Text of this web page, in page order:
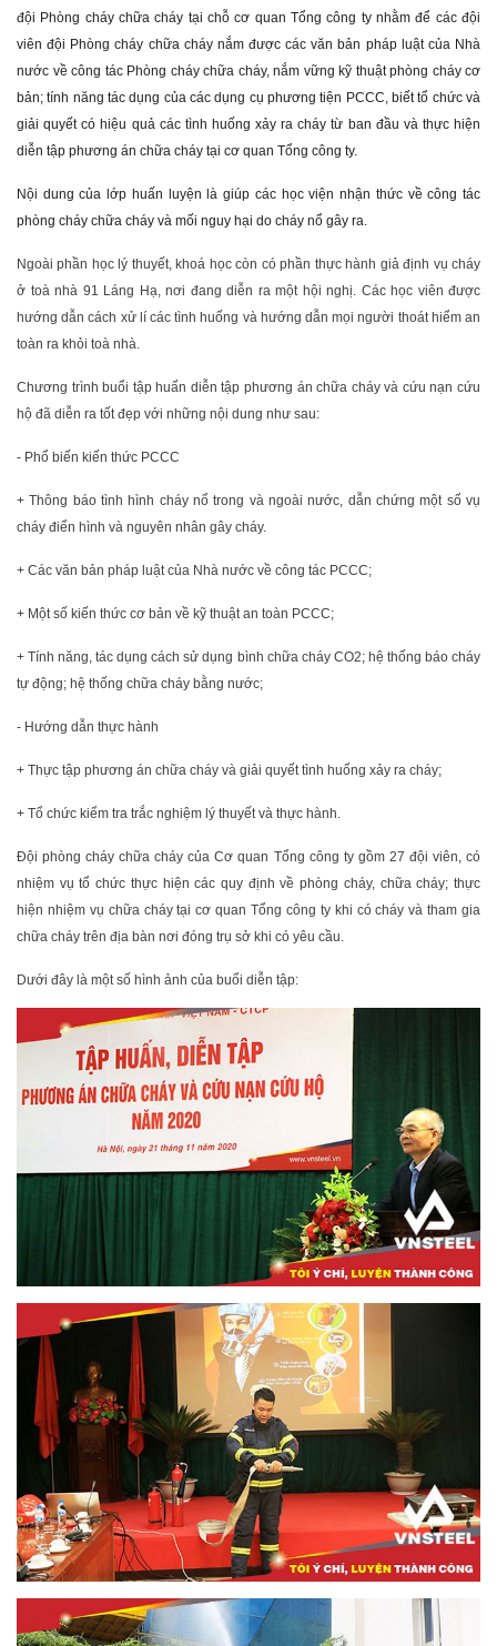
đội Phòng cháy chữa cháy tại chỗ cơ quan Tổng công ty nhằm để các đội
viên đội Phòng cháy chữa cháy nắm được các văn bản pháp luật của Nhà
nước về công tác Phòng cháy chữa cháy, nắm vững kỹ thuật phòng cháy cơ
bản; tính năng tác dụng của các dụng cụ phương tiện PCCC, biết tổ chức và
giải quyết có hiệu quả các tình huống xảy ra cháy từ ban đầu và thực hiện
diễn tập phương án chữa cháy tại cơ quan Tổng công ty.
Nội dung của lớp huấn luyện là giúp các học viện nhận thức về công tác
phòng cháy chữa cháy và mối nguy hại do cháy nổ gây ra.
Ngoài phần học lý thuyết, khoá học còn có phần thực hành giả định vụ cháy
ở toà nhà 91 Láng Hạ, nơi đang diễn ra một hội nghị. Các học viên được
hướng dẫn cách xử lí các tình huống và hướng dẫn mọi người thoát hiểm an
toàn ra khỏi toà nhà.
Chương trình buổi tập huấn diễn tập phương án chữa cháy và cứu nạn cứu
hộ đã diễn ra tốt đẹp với những nội dung như sau:
- Phổ biến kiến thức PCCC
+ Thông báo tình hình cháy nổ trong và ngoài nước, dẫn chứng một số vụ
cháy điển hình và nguyên nhân gây cháy.
+ Các văn bản pháp luật của Nhà nước về công tác PCCC;
+ Một số kiến thức cơ bản về kỹ thuật an toàn PCCC;
+ Tính năng, tác dụng cách sử dụng bình chữa cháy CO2; hệ thống báo cháy
tự động; hệ thống chữa cháy bằng nước;
- Hướng dẫn thực hành
+ Thực tập phương án chữa cháy và giải quyết tình huống xảy ra cháy;
+ Tổ chức kiểm tra trắc nghiệm lý thuyết và thực hành.
Đội phòng cháy chữa cháy của Cơ quan Tổng công ty gồm 27 đội viên, có
nhiệm vụ tổ chức thực hiện các quy định về phòng cháy, chữa cháy; thực
hiện nhiệm vụ chữa cháy tại cơ quan Tổng công ty khi có cháy và tham gia
chữa cháy trên địa bàn nơi đóng trụ sở khi có yêu cầu.
Dưới đây là một số hình ảnh của buổi diễn tập: